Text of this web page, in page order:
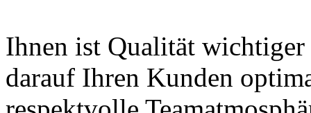
Ihnen ist Qualität
darauf Ihren Kunden